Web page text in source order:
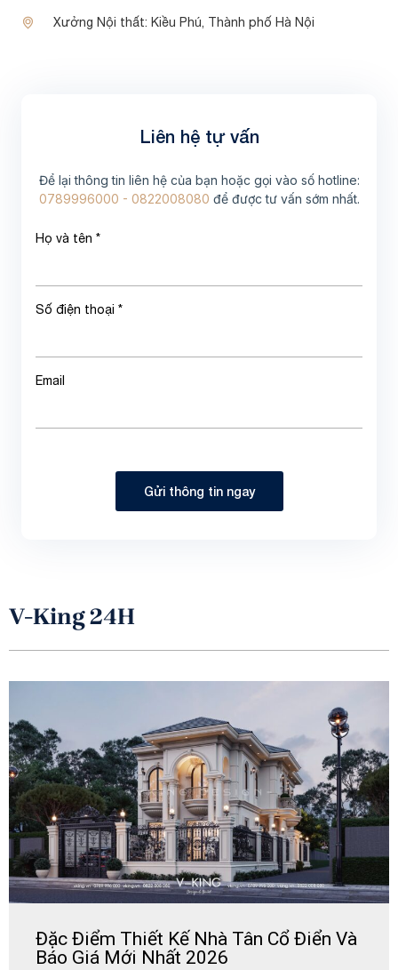
Xưởng Nội thất: Kiều Phú, Thành phố Hà Nội
Liên hệ tự vấn
Để lại thông tin liên hệ của bạn hoặc gọi vào số hotline:
0789996000 - 0822008080 để được tư vấn sớm nhất.
Họ và tên *
Số điện thoại *
Email
Gửi thông tin ngay
V-King 24H
Đặc Điểm Thiết Kế Nhà Tân Cổ Điển Và
Báo Giá Mới Nhất 2026